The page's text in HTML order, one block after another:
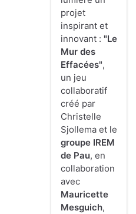
projet
inspirant et
innovant : "Le
Mur des
Effacées",
un jeu
collaboratif
créé par
Christelle
Sjollema et le
groupe IREM
de Pau, en
collaboration
avec
Mauricette
Mesguich,